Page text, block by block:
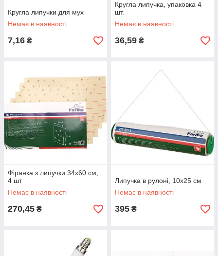
Кругла липучки для мух
Немає в наявності
7,16 ₴
Кругла липучка, упаковка 4
шт.
Немає в наявності
36,59 ₴
Фіранка з липучки 34х60 см,
4 шт
Немає в наявності
270,45 ₴
Липучка в рулоні, 10х25 см
Немає в наявності
395 ₴